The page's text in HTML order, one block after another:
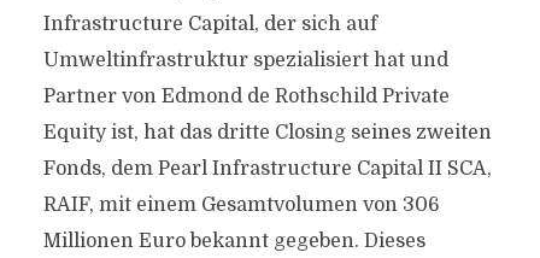
Infrastructure Capital, der sich auf
Umweltinfrastruktur spezialisiert hat und
Partner von Edmond de Rothschild Private
Equity ist, hat das dritte Closing seines zweiten
Fonds, dem Pearl Infrastructure Capital II SCA,
RAIF, mit einem Gesamtvolumen von 306
Millionen Euro bekannt gegeben. Dieses